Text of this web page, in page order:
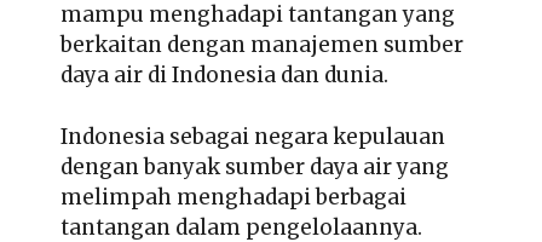
mampu menghadapi tantangan yang
berkaitan dengan manajemen sumber
daya air di Indonesia dan dunia.
Indonesia sebagai negara kepulauan
dengan banyak sumber daya air yang
melimpah menghadapi berbagai
tantangan dalam pengelolaannya.